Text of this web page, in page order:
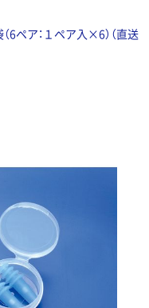
6ペア：１ペア入×6）（直送